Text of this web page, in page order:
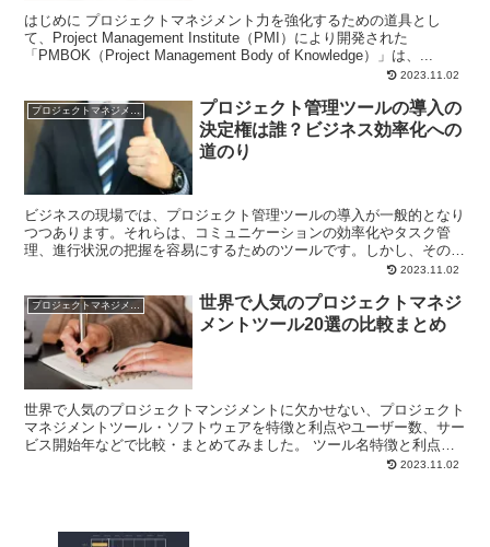
はじめに プロジェクトマネジメント力を強化するための道具とし
て、Project Management Institute（PMI）により開発された
「PMBOK（Project Management Body of Knowledge）」は、...
2023.11.02
プロジェクトマネジメント
プロジェクト管理ツールの導入の
決定権は誰？ビジネス効率化への
道のり
ビジネスの現場では、プロジェクト管理ツールの導入が一般的となり
つつあります。それらは、コミュニケーションの効率化やタスク管
理、進行状況の把握を容易にするためのツールです。しかし、その導
入を決定するのは誰でしょうか？本稿では、「プロジェクト管...
2023.11.02
プロジェクトマネジメント
世界で人気のプロジェクトマネジ
メントツール20選の比較まとめ
世界で人気のプロジェクトマンジメントに欠かせない、プロジェクト
マネジメントツール・ソフトウェアを特徴と利点やユーザー数、サー
ビス開始年などで比較・まとめてみました。 ツール名特徴と利点サ
2023.11.02